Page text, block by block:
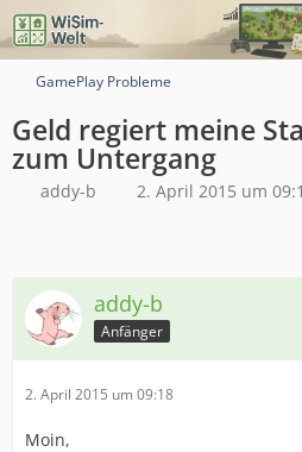
GamePlay Probleme
Geld regiert meine
zum Untergang
addy-b 2. April 2015 um
addy-b
Anfänger
2. April 2015 um 09:18
Moin,